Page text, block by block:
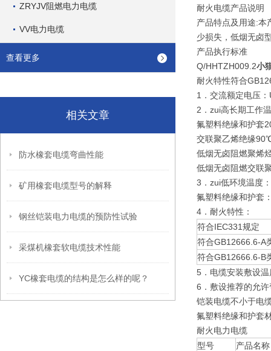
ZRYJV阻燃电力电缆
VV电力电缆
查看更多
相关文章
防水橡套电缆弯曲性能
矿用橡套电缆型号的解释
钢丝铠装电力电缆的预防性试验
采煤机橡套软电缆技术性能
YC橡套电缆的结构是怎么样的呢？
耐火电缆产品说明
产品特点及用途:本
少损失，低烟无卤
产品执行标准
Q/HHTZH009.2小
耐火特性符合
1．交流额定电压
2．zui高长期工作
氟塑料绝缘和护
交联聚乙烯绝缘
低烟无卤阻燃聚烯
低烟无卤阻燃交联
3．zui低环境温度
氟塑料绝缘和护套
4．耐火特性：
符合IEC331规定
符合GB12666.6-A
符合GB12666.6-B
5．电缆安装敷设
6．敷设推荐的允
铠装电缆不小于电
氟塑料绝缘和护套
耐火电力电缆
型号
产品名称